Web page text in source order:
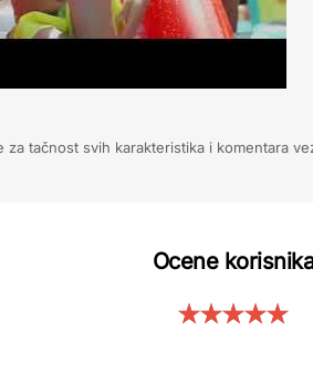
tačnost svih karakteristika i komentara
Ocene